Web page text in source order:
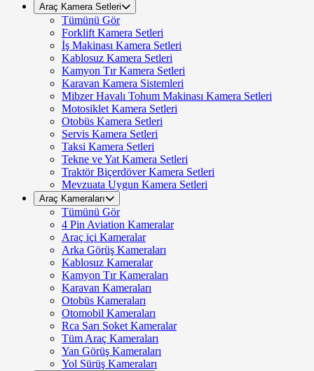
Araç Kamera Setleri
Tümünü Gör
Forklift Kamera Setleri
İş Makinası Kamera Setleri
Kablosuz Kamera Setleri
Kamyon Tır Kamera Setleri
Karavan Kamera Sistemleri
Mibzer Havalı Tohum Makinası Kamera Setleri
Motosiklet Kamera Setleri
Otobüs Kamera Setleri
Servis Kamera Setleri
Taksi Kamera Setleri
Tekne ve Yat Kamera Setleri
Traktör Biçerdöver Kamera Setleri
Mevzuata Uygun Kamera Setleri
Araç Kameraları
Tümünü Gör
4 Pin Aviation Kameralar
Araç içi Kameralar
Arka Görüş Kameraları
Kablosuz Kameralar
Kamyon Tır Kameraları
Karavan Kameraları
Otobüs Kameraları
Otomobil Kameraları
Rca Sarı Soket Kameralar
Tüm Araç Kameraları
Yan Görüş Kameraları
Yol Sürüş Kameraları